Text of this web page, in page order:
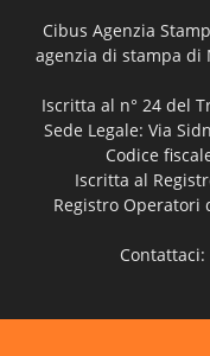
Cibus Agenzia
agenzia di stampa di
Iscritta al n° 24 del
Sede Legale: Via
Codice
Iscritta al
Registro Operatori
Contattaci: